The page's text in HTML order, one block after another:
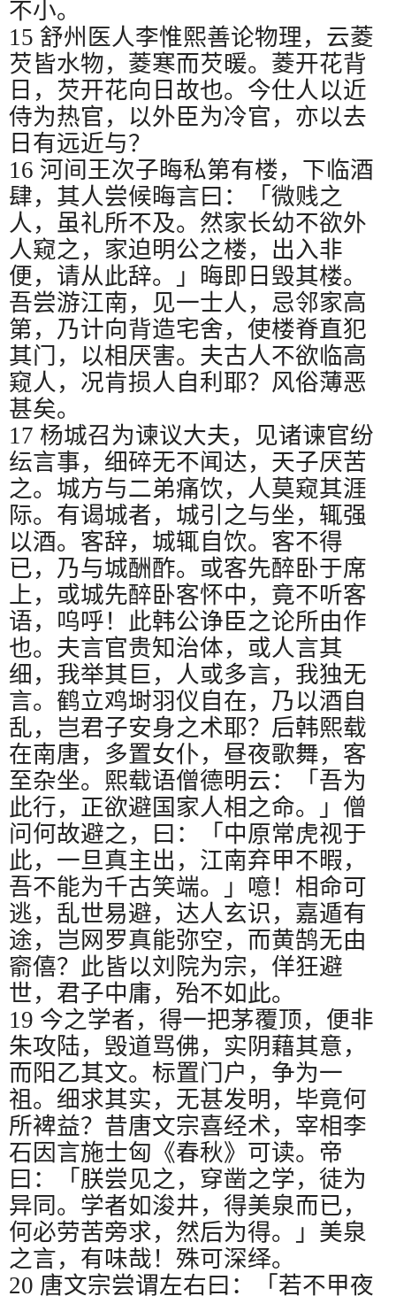
不小。
15 舒州医人李惟熙善论物理，云菱
芡皆水物，菱寒而芡暖。菱开花背
日，芡开花向日故也。今仕人以近
侍为热官，以外臣为冷官，亦以去
日有远近与？
16 河间王次子晦私第有楼，下临酒
肆，其人尝候晦言曰：「微贱之
人，虽礼所不及。然家长幼不欲外
人窥之，家迫明公之楼，出入非
便，请从此辞。」晦即日毁其楼。
吾尝游江南，见一士人，忌邻家高
第，乃计向背造宅舍，使楼脊直犯
其门，以相厌害。夫古人不欲临高
窥人，况肯损人自利耶？风俗薄恶
甚矣。
17 杨城召为谏议大夫，见诸谏官纷
纭言事，细碎无不闻达，天子厌苦
之。城方与二弟痛饮，人莫窥其涯
际。有谒城者，城引之与坐，辄强
以酒。客辞，城辄自饮。客不得
已，乃与城酬酢。或客先醉卧于席
上，或城先醉卧客怀中，竟不听客
语，呜呼！此韩公诤臣之论所由作
也。夫言官贵知治体，或人言其
细，我举其巨，人或多言，我独无
言。鹤立鸡埘羽仪自在，乃以酒自
乱，岂君子安身之术耶？后韩熙载
在南唐，多置女仆，昼夜歌舞，客
至杂坐。熙载语僧德明云：「吾为
此行，正欲避国家人相之命。」僧
问何故避之，曰：「中原常虎视于
此，一旦真主出，江南弃甲不暇，
吾不能为千古笑端。」噫！相命可
逃，乱世易避，达人玄识，嘉遁有
途，岂网罗真能弥空，而黄鹄无由
窬僖？此皆以刘院为宗，佯狂避
世，君子中庸，殆不如此。
19 今之学者，得一把茅覆顶，便非
朱攻陆，毁道骂佛，实阴藉其意，
而阳乙其文。标置门户，争为一
祖。细求其实，无甚发明，毕竟何
所裨益？昔唐文宗喜经术，宰相李
石因言施士匈《春秋》可读。帝
曰：「朕尝见之，穿凿之学，徒为
异同。学者如浚井，得美泉而已，
何必劳苦旁求，然后为得。」美泉
之言，有味哉！殊可深绎。
20 唐文宗尝谓左右曰：「若不甲夜